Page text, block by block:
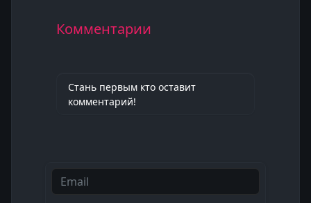
Комментарии
Стань первым кто оставит
комментарий!